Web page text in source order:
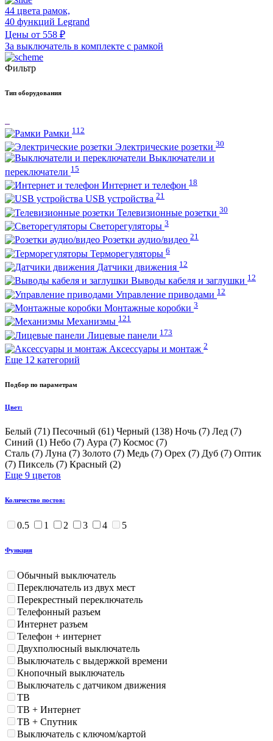
44 цвета рамок,
40 функций Legrand
Цены от 558 ₽
За выключатель в комплекте с рамкой
Фильтр
Тип оборудования
Рамки 112
Электрические розетки 30
Выключатели и
переключатели 15
Интернет и телефон 18
USB устройства 21
Телевизионные розетки 30
Светорегуляторы 3
Розетки аудио/видео 21
Терморегуляторы 6
Датчики движения 12
Выводы кабеля и заглушки 12
Управление приводами 12
Монтажные коробки 3
Механизмы 121
Лицевые панели 173
Аксессуары и монтаж 2
Еще 12 категорий
Подбор по параметрам
Цвет:
Белый (71) Песочный (61) Черный (138) Ночь (7) Лед (7)
Синий (1) Небо (7) Аура (7) Космоc (7)
Сталь (7) Луна (7) Золото (7) Медь (7) Орех (7) Дуб (7) Оптик
(7) Пиксель (7) Красный (2)
Еще 9 цветов
Количество постов:
0.5 1 2 3 4 5
Функция
Обычный выключатель
Переключатель из двух мест
Перекрестный переключатель
Телефонный разъем
Интернет разъем
Телефон + интернет
Двухполюсный выключатель
Выключатель с выдержкой времени
Кнопочный выключатель
Выключатель с датчиком движения
ТВ
ТВ + Интернет
ТВ + Спутник
Выключатель с ключом/картой